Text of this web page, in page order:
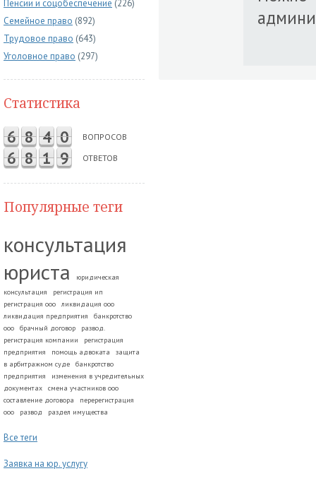
Пенсии и соцобеспечение (226)
Семейное право (892)
Трудовое право (643)
Уголовное право (297)
Статистика
6 8 4 0 ВОПРОСОВ
6 8 1 9 ОТВЕТОВ
Популярные теги
консультация
юриста
юридическая
консультация
регистрация ип
регистрация ооо
ликвидация ооо
ликвидация предприятия
банкротство
ооо
брачный договор
развод.
регистрация компании
регистрация
предприятия
помощь адвоката
защита
в арбитражном суде
банкротство
предприятия
изменения в учредительных
документах
смена участников ооо
составление договора
перерегистрация
ооо
развод раздел имущества
Все теги
Заявка на юр. услугу